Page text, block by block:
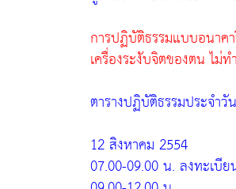
การปฏิบัติธรรมแบบอนาค
เครื่องระงับจิตของตน ไ
ตารางปฏิบัติธรรมประจำวัน
12 สิงหาคม 2554
07.00-09.00 น. ลงทะเบี